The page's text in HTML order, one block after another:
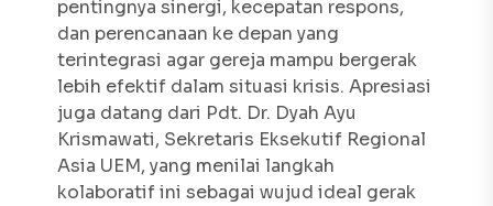
pentingnya sinergi, kecepatan respons,
dan perencanaan ke depan yang
terintegrasi agar gereja mampu bergerak
lebih efektif dalam situasi krisis. Apresiasi
juga datang dari Pdt. Dr. Dyah Ayu
Krismawati, Sekretaris Eksekutif Regional
Asia UEM, yang menilai langkah
kolaboratif ini sebagai wujud ideal gerak